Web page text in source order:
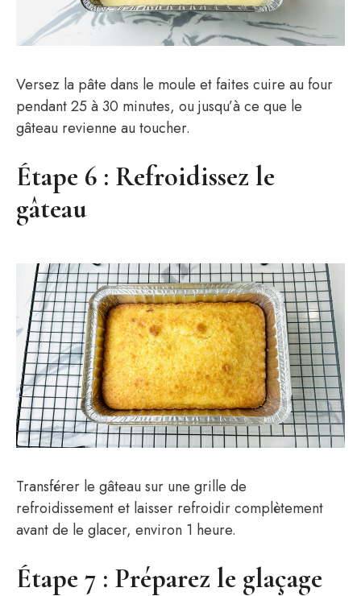
Versez la pâte dans le moule et faites cuire au four
pendant 25 à 30 minutes, ou jusqu’à ce que le
gâteau revienne au toucher.
Étape 6 : Refroidissez le
gâteau
Transférer le gâteau sur une grille de
refroidissement et laisser refroidir complètement
avant de le glacer, environ 1 heure.
Étape 7 : Préparez le glaçage